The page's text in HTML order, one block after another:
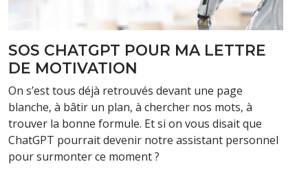
SOS CHATGPT POUR MA LETTRE
DE MOTIVATION
On s’est tous déjà retrouvés devant une page
blanche, à bâtir un plan, à chercher nos mots, à
trouver la bonne formule. Et si on vous disait que
ChatGPT pourrait devenir notre assistant personnel
pour surmonter ce moment ?